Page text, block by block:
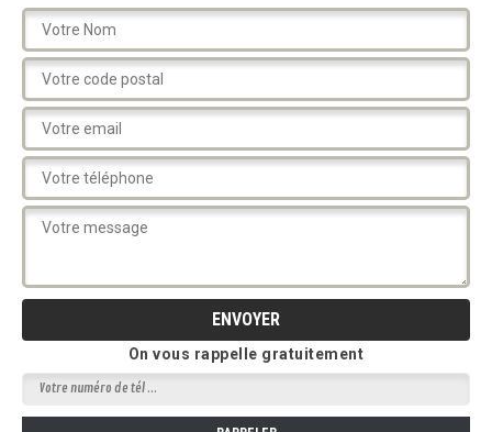
On vous rappelle gratuitement